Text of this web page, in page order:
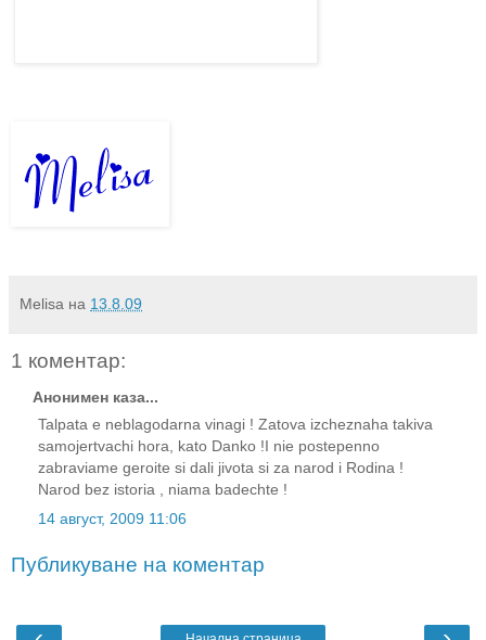
Melisa на 13.8.09
1 коментар:
Анонимен каза...
Talpata e neblagodarna vinagi ! Zatova izcheznaha takiva
samojertvachi hora, kato Danko !I nie postepenno
zabraviame geroite si dali jivota si za narod i Rodina !
Narod bez istoria , niama badechte !
14 август, 2009 11:06
Публикуване на коментар